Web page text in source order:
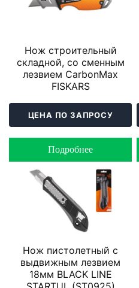
Нож строительный
складной, со сменным
лезвием CarbonMax
FISKARS
ЦЕНА ПО ЗАПРОСУ
Подробнее
Нож пистолетный с
выдвижным лезвием
18мм BLACK LINE